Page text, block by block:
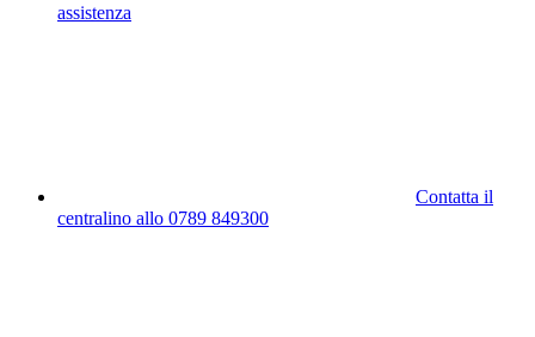
assistenza
Contatta il
centralino allo 0789 849300